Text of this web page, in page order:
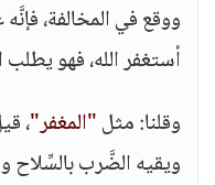
ووقع في المخالفة،
أستغفر الله، فهو
وقلنا: مثل"المغفر"،
ويقيه الضَّرب بالسِّلاح